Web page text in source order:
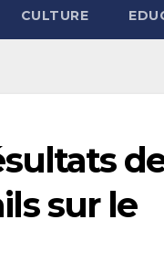
CULTURE
sur le